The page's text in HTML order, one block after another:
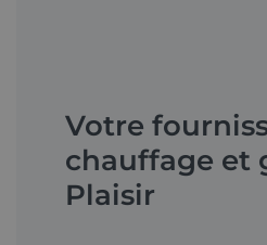
Votre
chauffage et
Plaisir